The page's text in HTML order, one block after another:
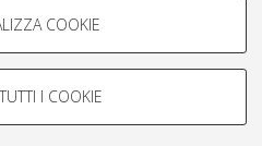
in base al loro comportamento
COOKIE
I COOKIE